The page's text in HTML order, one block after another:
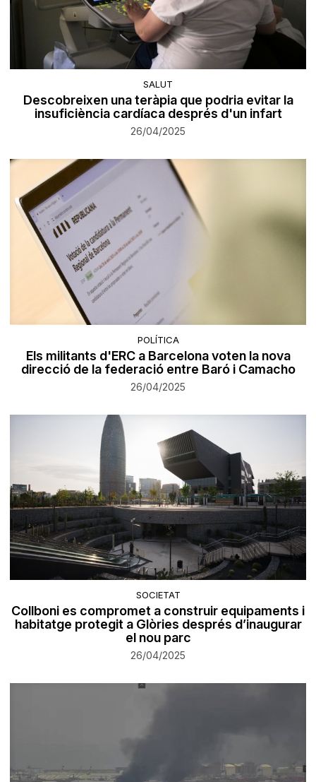
SALUT
Descobreixen una teràpia que podria evitar la
insuficiència cardíaca després d'un infart
26/04/2025
POLÍTICA
Els militants d'ERC a Barcelona voten la nova
direcció de la federació entre Baró i Camacho
26/04/2025
SOCIETAT
Collboni es compromet a construir equipaments i
habitatge protegit a Glòries després d’inaugurar
el nou parc
26/04/2025